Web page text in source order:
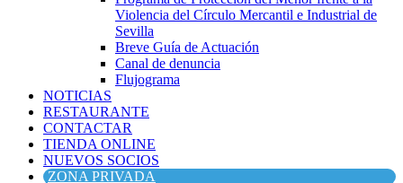
Violencia del Círculo Mercantil e Industrial de
Sevilla
Breve Guía de Actuación
Canal de denuncia
Flujograma
NOTICIAS
RESTAURANTE
CONTACTAR
TIENDA ONLINE
NUEVOS SOCIOS
ZONA PRIVADA